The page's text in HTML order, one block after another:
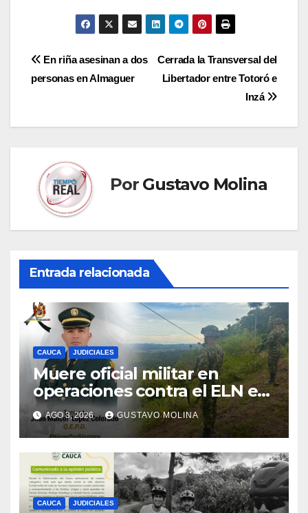
Navegación
de
entradas
Cerrada la Transversal del
Libertador entre Totoró e
Inzá
En riña asesinan a dos
personas en Almaguer
Por Gustavo Molina
Entrada relacionada
CAUCA JUDICIALES
Muere oficial militar en
operaciones contra el ELN en
el sur del Cauca
AGO 3, 2026 GUSTAVO MOLINA
CAUCA JUDICIALES